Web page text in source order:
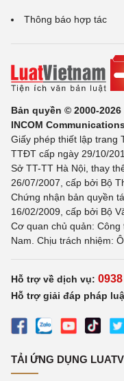
Thông báo hợp tác
Bản quyền © 2000-
INCOM
Giấy phép thiết lập trang
TTĐT cấp ngày 29/10/
Sở TT-TT Hà Nội, thay
26/07/2007, cấp bởi Bộ
Chứng nhận bản quyền
16/02/2009, cấp bởi Bộ
Cơ quan chủ quản:
Nam. Chịu trách nhiệm:
Hỗ trợ về dịch vụ:
Hỗ trợ giải đáp pháp
TẢI ỨNG DỤNG